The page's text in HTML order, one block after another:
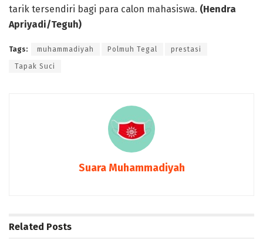
tarik tersendiri bagi para calon mahasiswa. (Hendra
Apriyadi/Teguh)
Tags: muhammadiyah Polmuh Tegal prestasi
Tapak Suci
Suara Muhammadiyah
Related Posts